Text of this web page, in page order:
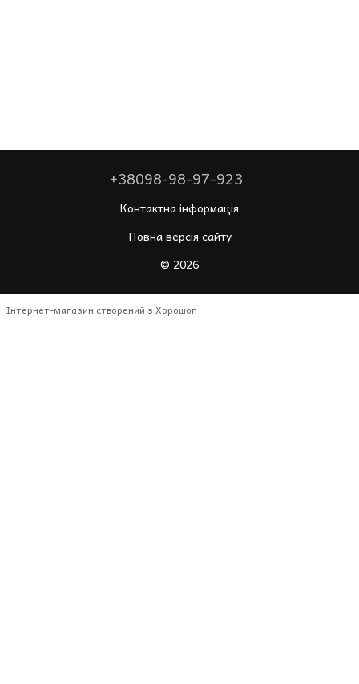
+38098-98-97-923
Контактна інформація
Повна версія сайту
© 2026
Інтернет-магазин створений з Хорошоп